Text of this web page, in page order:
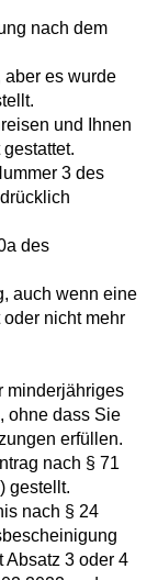
nach dem
es wurde
und Ihnen
3 des
des
auch wenn eine
nicht mehr
minderjähriges
ohne dass Sie
erfüllen.
nach § 71
gestellt.
nach § 24
Absatz 3 oder 4